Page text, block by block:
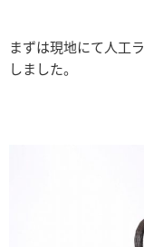
まずは現地にて人工
しました。